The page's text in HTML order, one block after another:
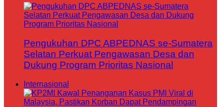
Pengukuhan DPC ABPEDNAS se-Sumatera
Selatan Perkuat Pengawasan Desa dan
Dukung Program Prioritas Nasional
Internasional